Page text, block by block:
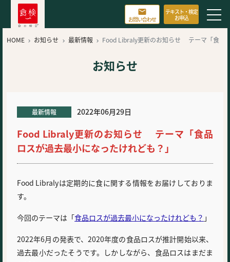

お問い合わせ
テキスト・検定
お申込
HOME  お知らせ  最新情報 
Food Libraly更新のお知らせ テーマ「食
お知らせ
最新情報 2022年06月29日
Food Libraly更新のお知らせ テーマ「食品
ロスが過去最小になったけれども？」
Food Libralyは定期的に食に関する情報をお届けしておりま
す。
今回のテーマは「食品ロスが過去最小になったけれども？ 」
2022年6月の発表で、2020年度の食品ロスが推計開始以来、
過去最小だったそうです。しかしながら、食品ロスはまだま